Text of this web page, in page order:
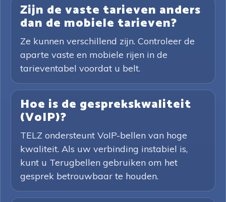
Zijn de vaste tarieven anders
dan de mobiele tarieven?
Ze kunnen verschillend zijn. Controleer de
aparte vaste en mobiele rijen in de
tarieventabel voordat u belt.
Hoe is de gesprekskwaliteit
(VoIP)?
TELZ ondersteunt VoIP-bellen van hoge
kwaliteit. Als uw verbinding instabiel is,
kunt u Terugbellen gebruiken om het
gesprek betrouwbaar te houden.